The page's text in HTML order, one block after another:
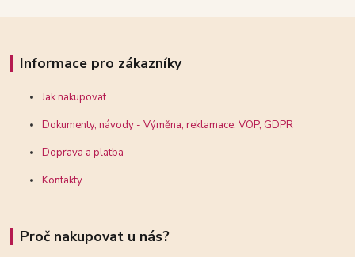
Informace pro zákazníky
Jak nakupovat
Dokumenty, návody - Výměna, reklamace, VOP, GDPR
Doprava a platba
Kontakty
Proč nakupovat u nás?